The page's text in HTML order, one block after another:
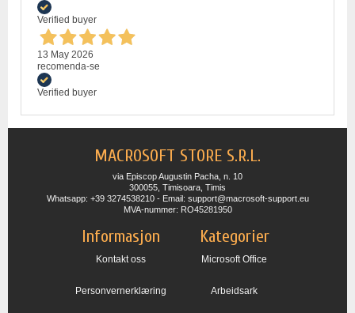
Verified buyer
13 May 2026
recomenda-se
Verified buyer
MACROSOFT STORE S.R.L.
via Episcop Augustin Pacha, n. 10
300055, Timisoara, Timis
Whatsapp: +39 3274538210 - Email: support@macrosoft-support.eu
MVA-nummer: RO45281950
Informasjon
Kontakt oss
Personvernerklæring
Kategorier
Microsoft Office
Arbeidsark